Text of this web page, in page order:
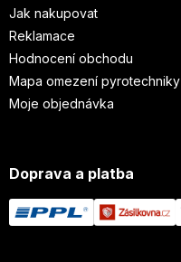
Jak nakupovat
Reklamace
Hodnocení obchodu
Mapa omezení pyrotechniky
Moje objednávka
Doprava a platba